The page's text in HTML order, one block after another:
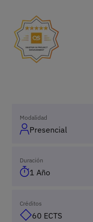
Modalidad
Presencial
Duración
1 Año
Créditos
60 ECTS